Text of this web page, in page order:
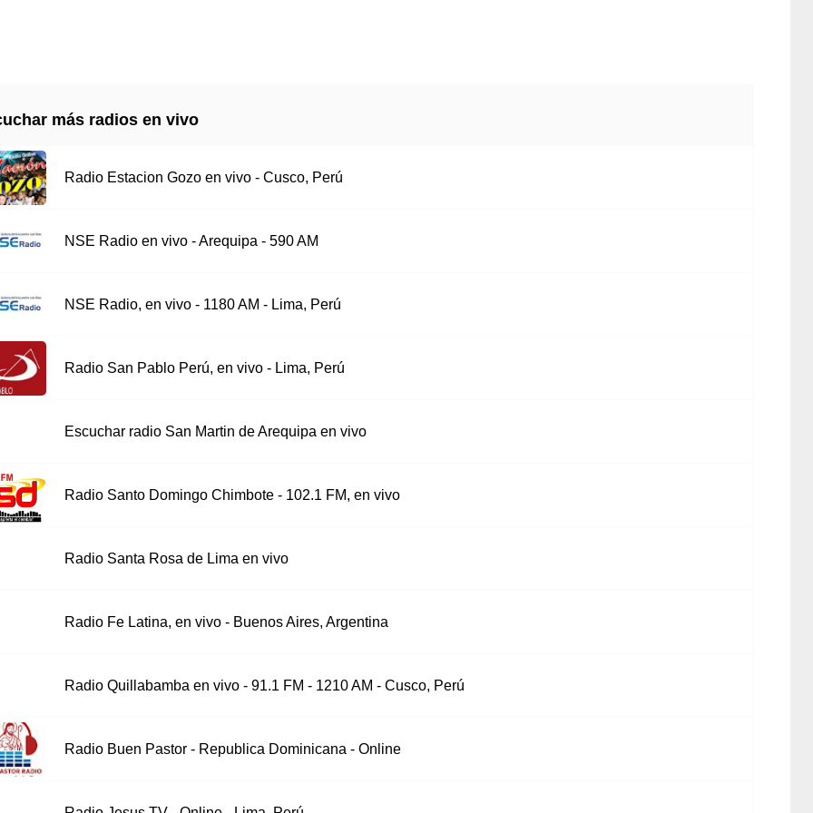
más radios en vivo
Radio Estacion Gozo en vivo - Cusco, Perú
NSE Radio en vivo - Arequipa - 590 AM
NSE Radio, en vivo - 1180 AM - Lima, Perú
Radio San Pablo Perú, en vivo - Lima, Perú
Escuchar radio San Martin de Arequipa en vivo
Radio Santo Domingo Chimbote - 102.1 FM, en vivo
Radio Santa Rosa de Lima en vivo
Radio Fe Latina, en vivo - Buenos Aires, Argentina
Radio Quillabamba en vivo - 91.1 FM - 1210 AM - Cusco, Perú
Radio Buen Pastor - Republica Dominicana - Online